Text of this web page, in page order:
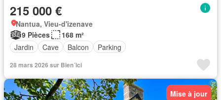
215 000 €
Nantua, Vieu-d'izenave
9 Pièces
168 m²
Jardin
Cave Balcon Parking
28 mars 2026 sur Bien´ici
Mise à jour